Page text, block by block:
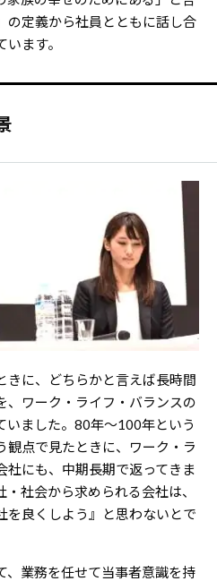
の定義から社員とともに話し合
ます。
きに、どちらかと言えば長時間
、ワーク・ライフ・バランスの
いました。80年～100年という
観点で見たときに、ワーク・ラ
社にも、中期長期で返ってきま
社会から求められる会社は、
を良くしよう』と思わないとで
、業務を任せて当事者意識を持